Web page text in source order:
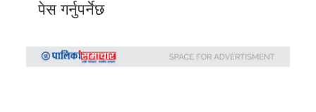
पेस गर्नुपर्नेछ